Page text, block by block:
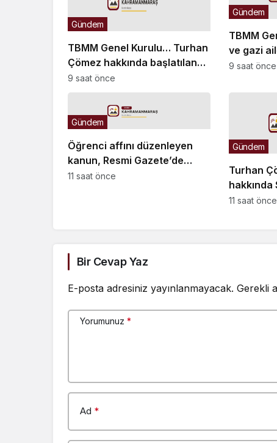
TBMM Genel Kurulu… Turhan
Çömez hakkında başlatılan
soruşturma “kürsü
dokunulmazlığı” tartışmasına
neden oldu
Gündem
9 saat önce
TBMM
ve gazi
Gündem
9 saat önce
Öğrenci affını düzenleyen
kanun, Resmi Gazete’de
yayımlandı
Gündem
11 saat önce
Turhan
hakkında
isyan
Gündem
11 saat önce
Bir Cevap Yaz
E-posta adresiniz yayınlanmayacak. Gerekli
Yorumunuz *
Ad *